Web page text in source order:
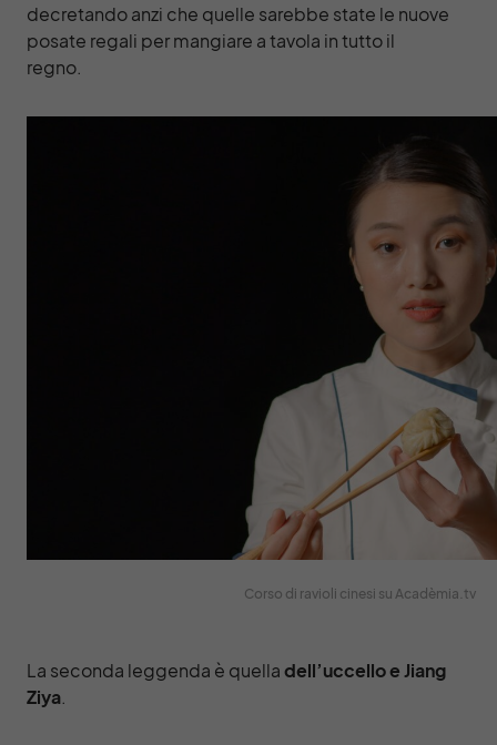
decretando anzi che quelle sarebbe state le nuove
posate regali per mangiare a tavola in tutto il
regno.
Corso di ravioli cinesi su Acadèmia.tv
La seconda leggenda è quelladell’uccello e Jiang
Ziya